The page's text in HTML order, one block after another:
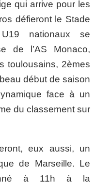
qui arrive pour les
défieront le Stade
nationaux se
de l’AS Monaco,
toulousains, 2èmes
début de saison
face à un
du classement sur
eux aussi, un
de Marseille. Le
à 11h à la